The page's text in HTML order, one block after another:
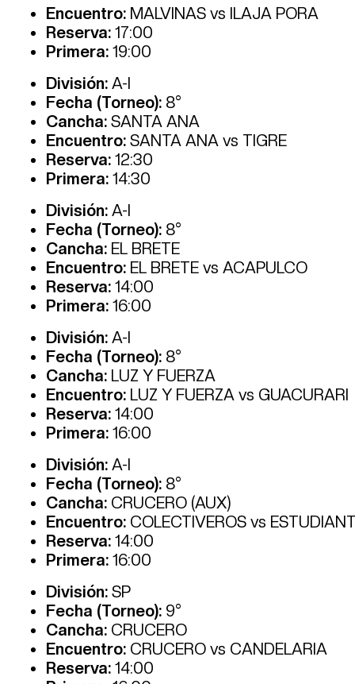
Encuentro: MALVINAS vs ILAJA PORA
Reserva: 17:00
Primera: 19:00
División: A-I
Fecha (Torneo): 8°
Cancha: SANTA ANA
Encuentro: SANTA ANA vs TIGRE
Reserva: 12:30
Primera: 14:30
División: A-I
Fecha (Torneo): 8°
Cancha: EL BRETE
Encuentro: EL BRETE vs ACAPULCO
Reserva: 14:00
Primera: 16:00
División: A-I
Fecha (Torneo): 8°
Cancha: LUZ Y FUERZA
Encuentro: LUZ Y FUERZA vs GUACURARI
Reserva: 14:00
Primera: 16:00
División: A-I
Fecha (Torneo): 8°
Cancha: CRUCERO (AUX)
Encuentro: COLECTIVEROS vs
Reserva: 14:00
Primera: 16:00
División: SP
Fecha (Torneo): 9°
Cancha: CRUCERO
Encuentro: CRUCERO vs CANDELARIA
Reserva: 14:00